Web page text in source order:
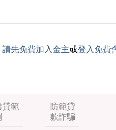
請先免費加入金主或登入免費
貸範
防範貸
款詐騙